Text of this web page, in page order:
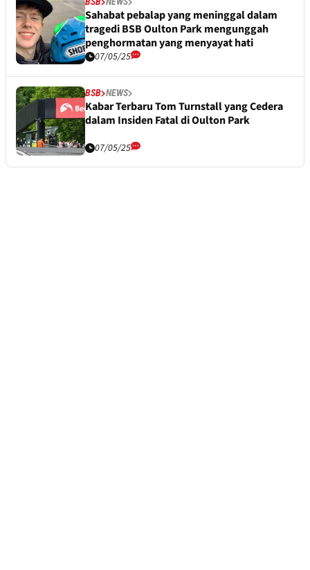
Sahabat pebalap yang meninggal dalam
tragedi BSB Oulton Park mengunggah
penghormatan yang menyayat hati
07/05/25
BSB NEWS
Kabar Terbaru Tom Turnstall yang Cedera
dalam Insiden Fatal di Oulton Park
07/05/25